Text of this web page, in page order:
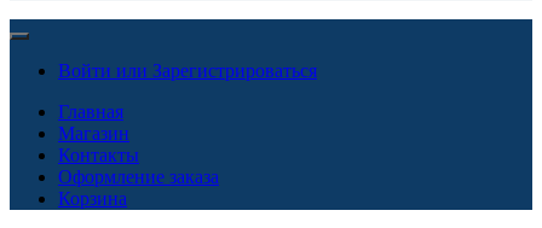
Войти или Зарегистрироваться
Главная
Магазин
Контакты
Оформление заказа
Корзина